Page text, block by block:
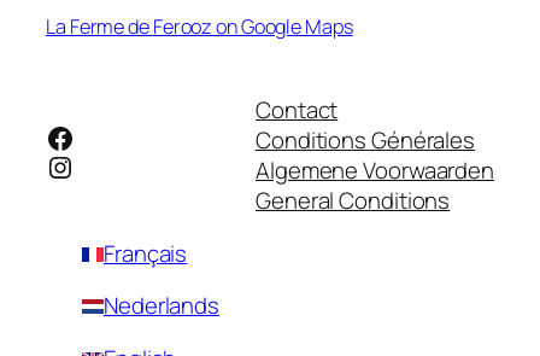
La Ferme de Ferooz on Google Maps
Facebook
Instagram
Contact
Conditions Générales
Algemene Voorwaarden
General Conditions
Français
Nederlands